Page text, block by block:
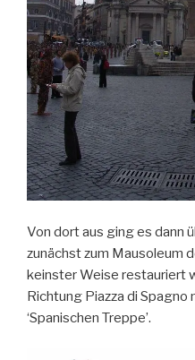
Von dort aus ging es dann
zunächst zum Mausoleum
keinster Weise restauriert
Richtung Piazza di Spagno
‘Spanischen Treppe’.